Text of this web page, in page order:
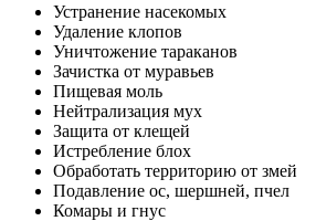
Устранение насекомых
Удаление клопов
Уничтожение тараканов
Зачистка от муравьев
Пищевая моль
Нейтрализация мух
Защита от клещей
Истребление блох
Обработать территорию от змей
Подавление ос, шершней, пчел
Комары и гнус